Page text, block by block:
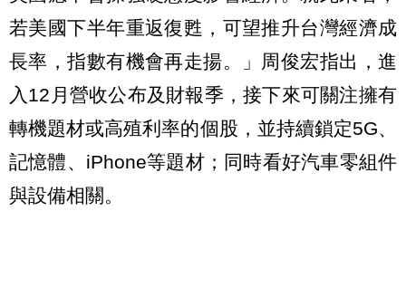
若美國下半年重返復甦，可望推升台灣經濟成
長率，指數有機會再走揚。」周俊宏指出，進
入12月營收公布及財報季，接下來可關注擁有
轉機題材或高殖利率的個股，並持續鎖定5G、
記憶體、iPhone等題材；同時看好汽車零組件
與設備相關。